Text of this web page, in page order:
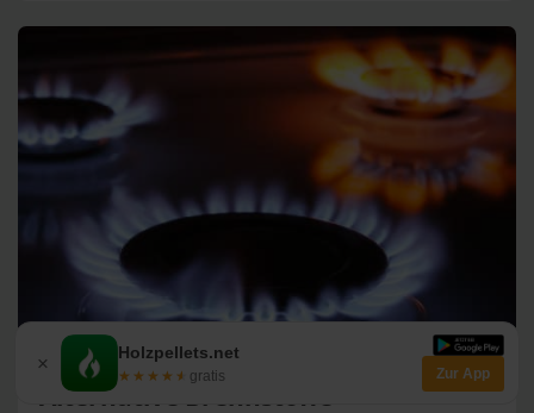
Alternative Brennstoffe
× Holzpellets.net
★★★★★
★★★★★ gratis Zur App